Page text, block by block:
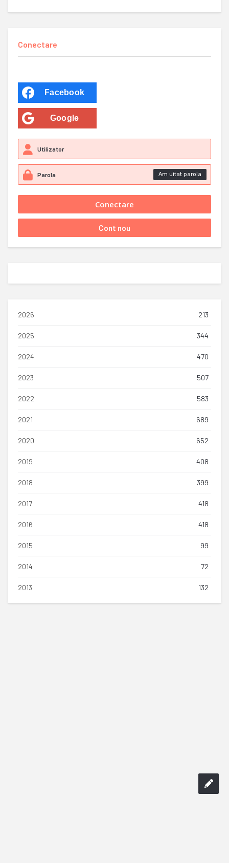
Conectare
Facebook
Google
Am uitat parola
2026 213
2025 344
2024 470
2023 507
2022 583
2021 689
2020 652
2019 408
2018 399
2017 418
2016 418
2015 99
2014 72
2013 132